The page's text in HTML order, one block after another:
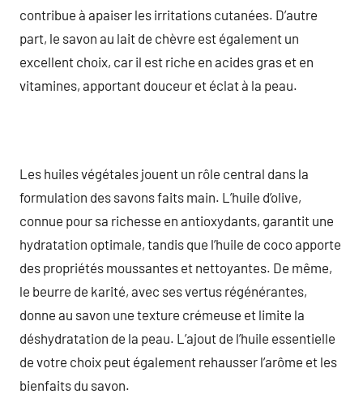
contribue à apaiser les irritations cutanées. D’autre
part, le savon au lait de chèvre est également un
excellent choix, car il est riche en acides gras et en
vitamines, apportant douceur et éclat à la peau.
Les huiles végétales jouent un rôle central dans la
formulation des savons faits main. L’huile d’olive,
connue pour sa richesse en antioxydants, garantit une
hydratation optimale, tandis que l’huile de coco apporte
des propriétés moussantes et nettoyantes. De même,
le beurre de karité, avec ses vertus régénérantes,
donne au savon une texture crémeuse et limite la
déshydratation de la peau. L’ajout de l’huile essentielle
de votre choix peut également rehausser l’arôme et les
bienfaits du savon.